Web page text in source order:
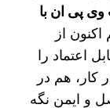
وی پی ان با
اکنون از
اعتماد را
کار، هم در
و ایمن نگه